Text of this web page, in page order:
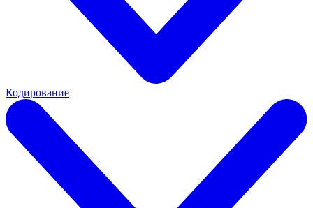
Кодирование